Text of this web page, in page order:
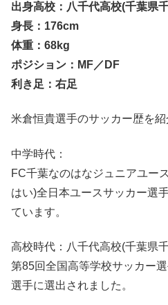
出身高校：八千代高校(千葉県
身長：176cm
体重：68kg
ポジション：MF／DF
利き足：右足
米倉恒貴選手のサッカー歴を紹
中学時代：
FC千葉なのはなジュニアユー
はい)全日本ユースサッカー選
ています。
高校時代：八千代高校(千葉県
第85回全国高等学校サッカー
選手に選出されました。